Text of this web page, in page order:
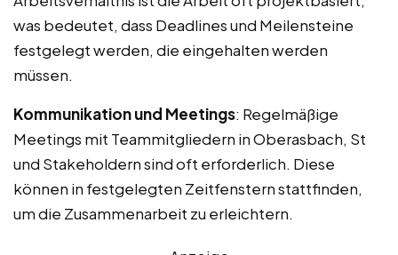
was bedeutet, dass Deadlines und Meilensteine
festgelegt werden, die eingehalten werden
müssen.
Kommunikation und Meetings: Regelmäßige
Meetings mit Teammitgliedern in Oberasbach, St
und Stakeholdern sind oft erforderlich. Diese
können in festgelegten Zeitfenstern stattfinden,
um die Zusammenarbeit zu erleichtern.